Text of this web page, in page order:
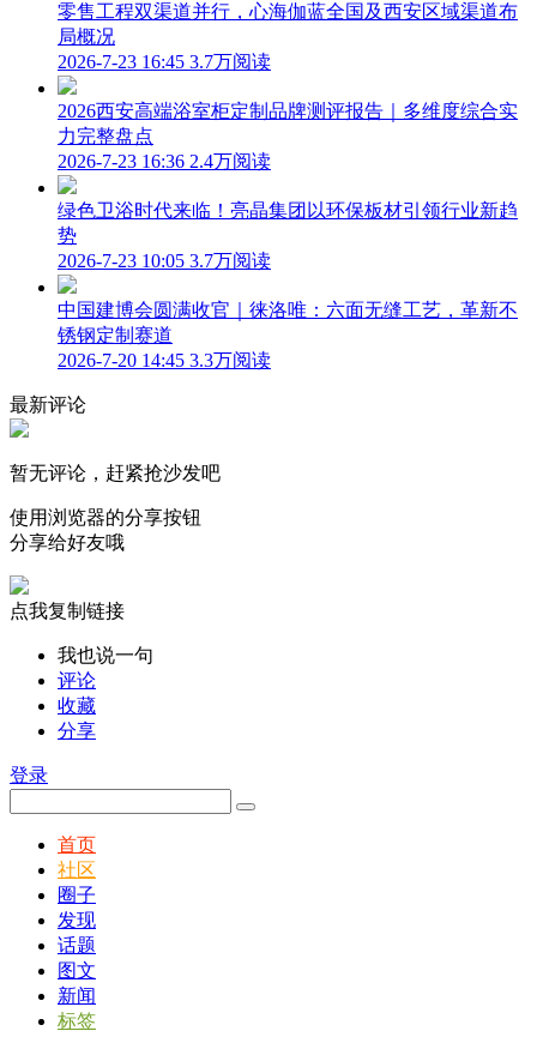
零售工程双渠道并行，心海伽蓝全国及西安区域渠道布
局概况
2026-7-23 16:45 3.7万阅读
2026西安高端浴室柜定制品牌测评报告｜多维度综合实
力完整盘点
2026-7-23 16:36 2.4万阅读
绿色卫浴时代来临！亮晶集团以环保板材引领行业新趋
势
2026-7-23 10:05 3.7万阅读
中国建博会圆满收官｜徕洛唯：六面无缝工艺，革新不
锈钢定制赛道
2026-7-20 14:45 3.3万阅读
最新评论
暂无评论，赶紧抢沙发吧
使用浏览器的分享按钮
分享给好友哦
点我复制链接
我也说一句
评论
收藏
分享
登录
首页
社区
圈子
发现
话题
图文
新闻
标签